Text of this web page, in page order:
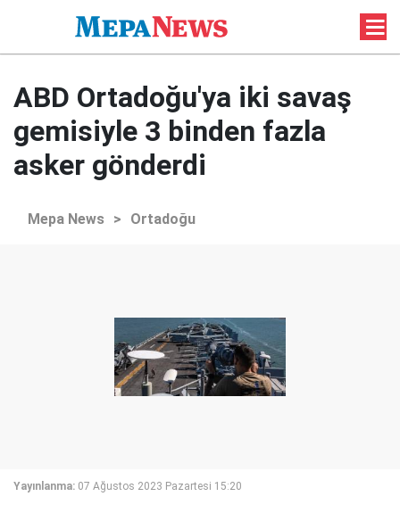
ABD Ortadoğu'ya iki savaş
gemisiyle 3 binden fazla
asker gönderdi
Mepa News > Ortadoğu
Yayınlanma: 07 Ağustos 2023 Pazartesi 15:20